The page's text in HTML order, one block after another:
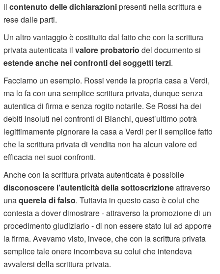
ilcontenuto delle dichiarazionipresenti nella scrittura e
rese dalle parti.
Un altro vantaggio è costituito dal fatto che con la scrittura
privata autenticata ilvalore probatorio del documento si
estende anche nei confronti dei soggetti terzi.
Facciamo un esempio. Rossi vende la propria casa a Verdi,
ma lo fa con una semplice scrittura privata, dunque senza
autentica di firma e senza rogito notarile. Se Rossi ha dei
debiti insoluti nei confronti di Bianchi, quest’ultimo potrà
legittimamente pignorare la casa a Verdi per il semplice fatto
che la scrittura privata di vendita non ha alcun valore ed
efficacia nei suoi confronti.
Anche con la scrittura privata autenticata è possibile
disconoscere l’autenticità della sottoscrizioneattraverso
unaquerela di falso. Tuttavia in questo caso è colui che
contesta a dover dimostrare - attraverso la promozione di un
procedimento giudiziario - di non essere stato lui ad apporre
la firma. Avevamo visto, invece, che con la scrittura privata
semplice tale onere incombeva su colui che intendeva
avvalersi della scrittura privata.